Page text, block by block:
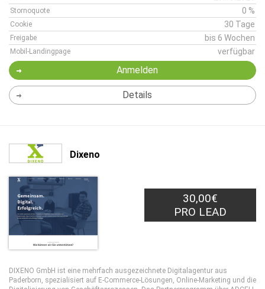
Stornoquote 0 %
Cookie 30 Tage
Freigabe bis 6 Wochen
Mobil-Landingpage verfügbar
Anmelden
Details
Dixeno
30,00€
PRO LEAD
DIXENO GmbH ist eine mehrfach ausgezeichnete Digitalagentur aus
Paderborn, spezialisiert auf E-Commerce-Lösungen, Online-Marketing und die